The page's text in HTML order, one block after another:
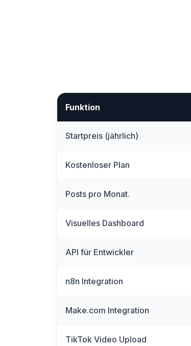
Funktion
Startpreis (jährlich)
Kostenloser Plan
Posts pro Monat.
Visuelles Dashboard
API für Entwickler
n8n Integration
Make.com Integration
TikTok Video Upload